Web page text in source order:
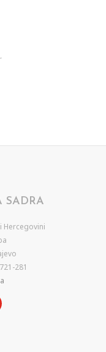
SADRA
Hercegovini
281